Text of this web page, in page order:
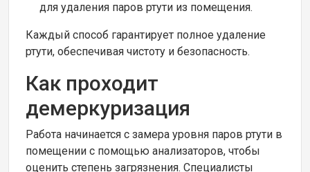
для удаления паров ртути из помещения.
Каждый способ гарантирует полное удаление
ртути, обеспечивая чистоту и безопасность.
Как проходит
демеркуризация
Работа начинается с замера уровня паров ртути в
помещении с помощью анализаторов, чтобы
оценить степень загрязнения. Специалисты